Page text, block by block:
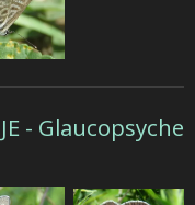
- Glaucopsyche